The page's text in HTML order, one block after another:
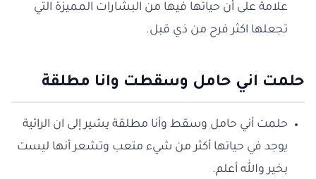
علامة على أن حياتها فيها من البشارات المميزة التي
تجعلها اكثر فرح من ذي قبل.
حلمت اني حامل وسقطت وانا مطلقة
حلمت أني حامل وسقط وأنا مطلقة يشير إلى ان الرائية
يوجد في حياتها أكثر من شيء متعب وتشعر أنها ليست
بخير والله أعلم.